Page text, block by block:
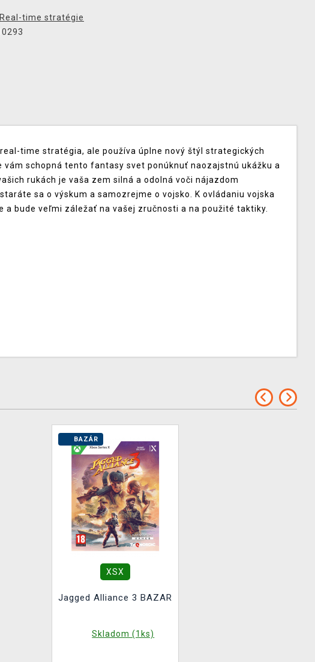
Real-time stratégie
time stratégia, ale používa úplne nový štýl strategických
vám schopná tento fantasy svet ponúknuť naozajstnú ukážku a
rukách je vaša zem silná a odolná voči nájazdom
sa o výskum a samozrejme o vojsko. K ovládaniu vojska
a bude veľmi záležať na vašej zručnosti a na použité taktiky.
BAZÁR
XSX
Jagged Alliance 3 BAZAR
Skladom (1ks)